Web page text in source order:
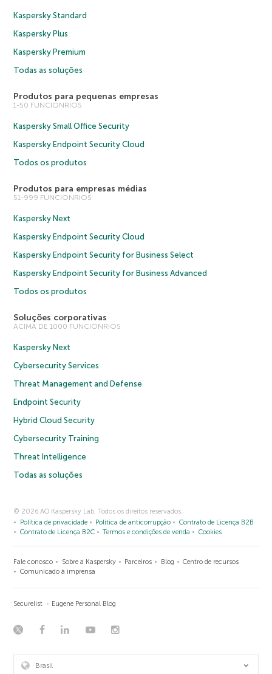
Kaspersky Standard
Kaspersky Plus
Kaspersky Premium
Todas as soluções
Produtos para pequenas empresas
1-50 FUNCIONRIOS
Kaspersky Small Office Security
Kaspersky Endpoint Security Cloud
Todos os produtos
Produtos para empresas médias
51-999 FUNCIONRIOS
Kaspersky Next
Kaspersky Endpoint Security Cloud
Kaspersky Endpoint Security for Business Select
Kaspersky Endpoint Security for Business Advanced
Todos os produtos
Soluções corporativas
ACIMA DE 1000 FUNCIONRIOS
Kaspersky Next
Cybersecurity Services
Threat Management and Defense
Endpoint Security
Hybrid Cloud Security
Cybersecurity Training
Threat Intelligence
Todas as soluções
© 2026 AO Kaspersky Lab. Todos os direitos reservados.
Política de privacidade
Política de anticorrupção
Contrato de Licença B2B
Contrato de Licença B2C
Termos e condições de venda Cookies
Fale conosco Sobre a Kaspersky Parceiros Blog
Centro de recursos
Comunicado à imprensa
Securelist Eugene Personal Blog
Brasil